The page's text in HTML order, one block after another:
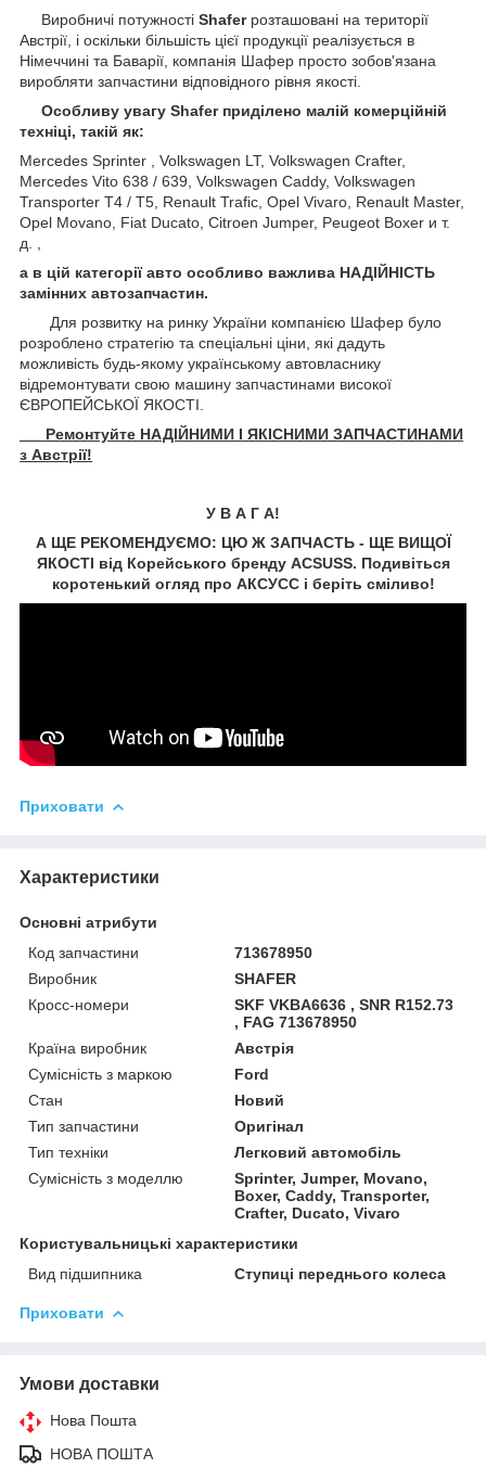
Виробничі потужності Shaferрозташовані на території
Австрії, і оскільки більшість цієї продукції реалізується в
Німеччині та Баварії, компанія Шафер просто зобов'язана
виробляти запчастини відповідного рівня якості.
Особливу увагу Shafer приділено малій комерційній
техніці, такій як:
Mercedes Sprinter , Volkswagen LT, Volkswagen Crafter,
Mercedes Vito 638 / 639, Volkswagen Caddy, Volkswagen
Transporter T4 / T5, Renault Trafic, Opel Vivaro, Renault Master,
Opel Movano, Fiat Ducato, Citroen Jumper, Peugeot Boxer и т.
д. ,
а в цій категорії авто особливо важлива НАДІЙНІСТЬ
замінних автозапчастин.
Для розвитку на ринку України компанією Шафер було
розроблено стратегію та спеціальні ціни, які дадуть
можливість будь-якому українському автовласнику
відремонтувати свою машину запчастинами високої
ЄВРОПЕЙСЬКОЇ ЯКОСТІ.
Ремонтуйте НАДІЙНИМИ І ЯКІСНИМИ ЗАПЧАСТИНАМИ
з Австрії!
У В А Г А!
А ЩЕ РЕКОМЕНДУЄМО: ЦЮ Ж ЗАПЧАСТЬ - ЩЕ ВИЩОЇ
ЯКОСТІ від Корейського бренду ACSUSS. Подивіться
коротенький огляд про АКСУCC і беріть сміливо!
Приховати
Характеристики
Основні атрибути
Код запчастини
713678950
Виробник
SHAFER
Кросс-номери
SKF VKBA6636 , SNR R152.73
, FAG 713678950
Країна виробник
Австрія
Сумісність з маркою
Ford
Стан
Новий
Тип запчастини
Оригінал
Тип техніки
Легковий автомобіль
Сумісність з моделлю
Sprinter, Jumper, Movano,
Boxer, Caddy, Transporter,
Crafter, Ducato, Vivaro
Користувальницькі характеристики
Вид підшипника
Ступиці переднього колеса
Приховати
Умови доставки
Нова Пошта
НОВА ПОШТА